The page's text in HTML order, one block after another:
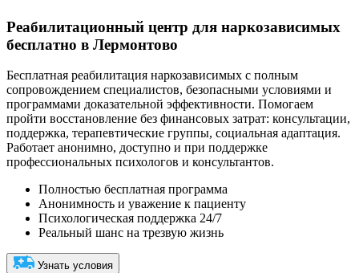
Реабилитационный центр для наркозависимых
бесплатно в Лермонтово
Бесплатная реабилитация наркозависимых с полным
сопровождением специалистов, безопасными условиями и
программами доказательной эффективности. Помогаем
пройти восстановление без финансовых затрат: консультации,
поддержка, терапевтические группы, социальная адаптация.
Работает анонимно, доступно и при поддержке
профессиональных психологов и консультантов.
Полностью бесплатная программа
Анонимность и уважение к пациенту
Психологическая поддержка 24/7
Реальный шанс на трезвую жизнь
Узнать условия